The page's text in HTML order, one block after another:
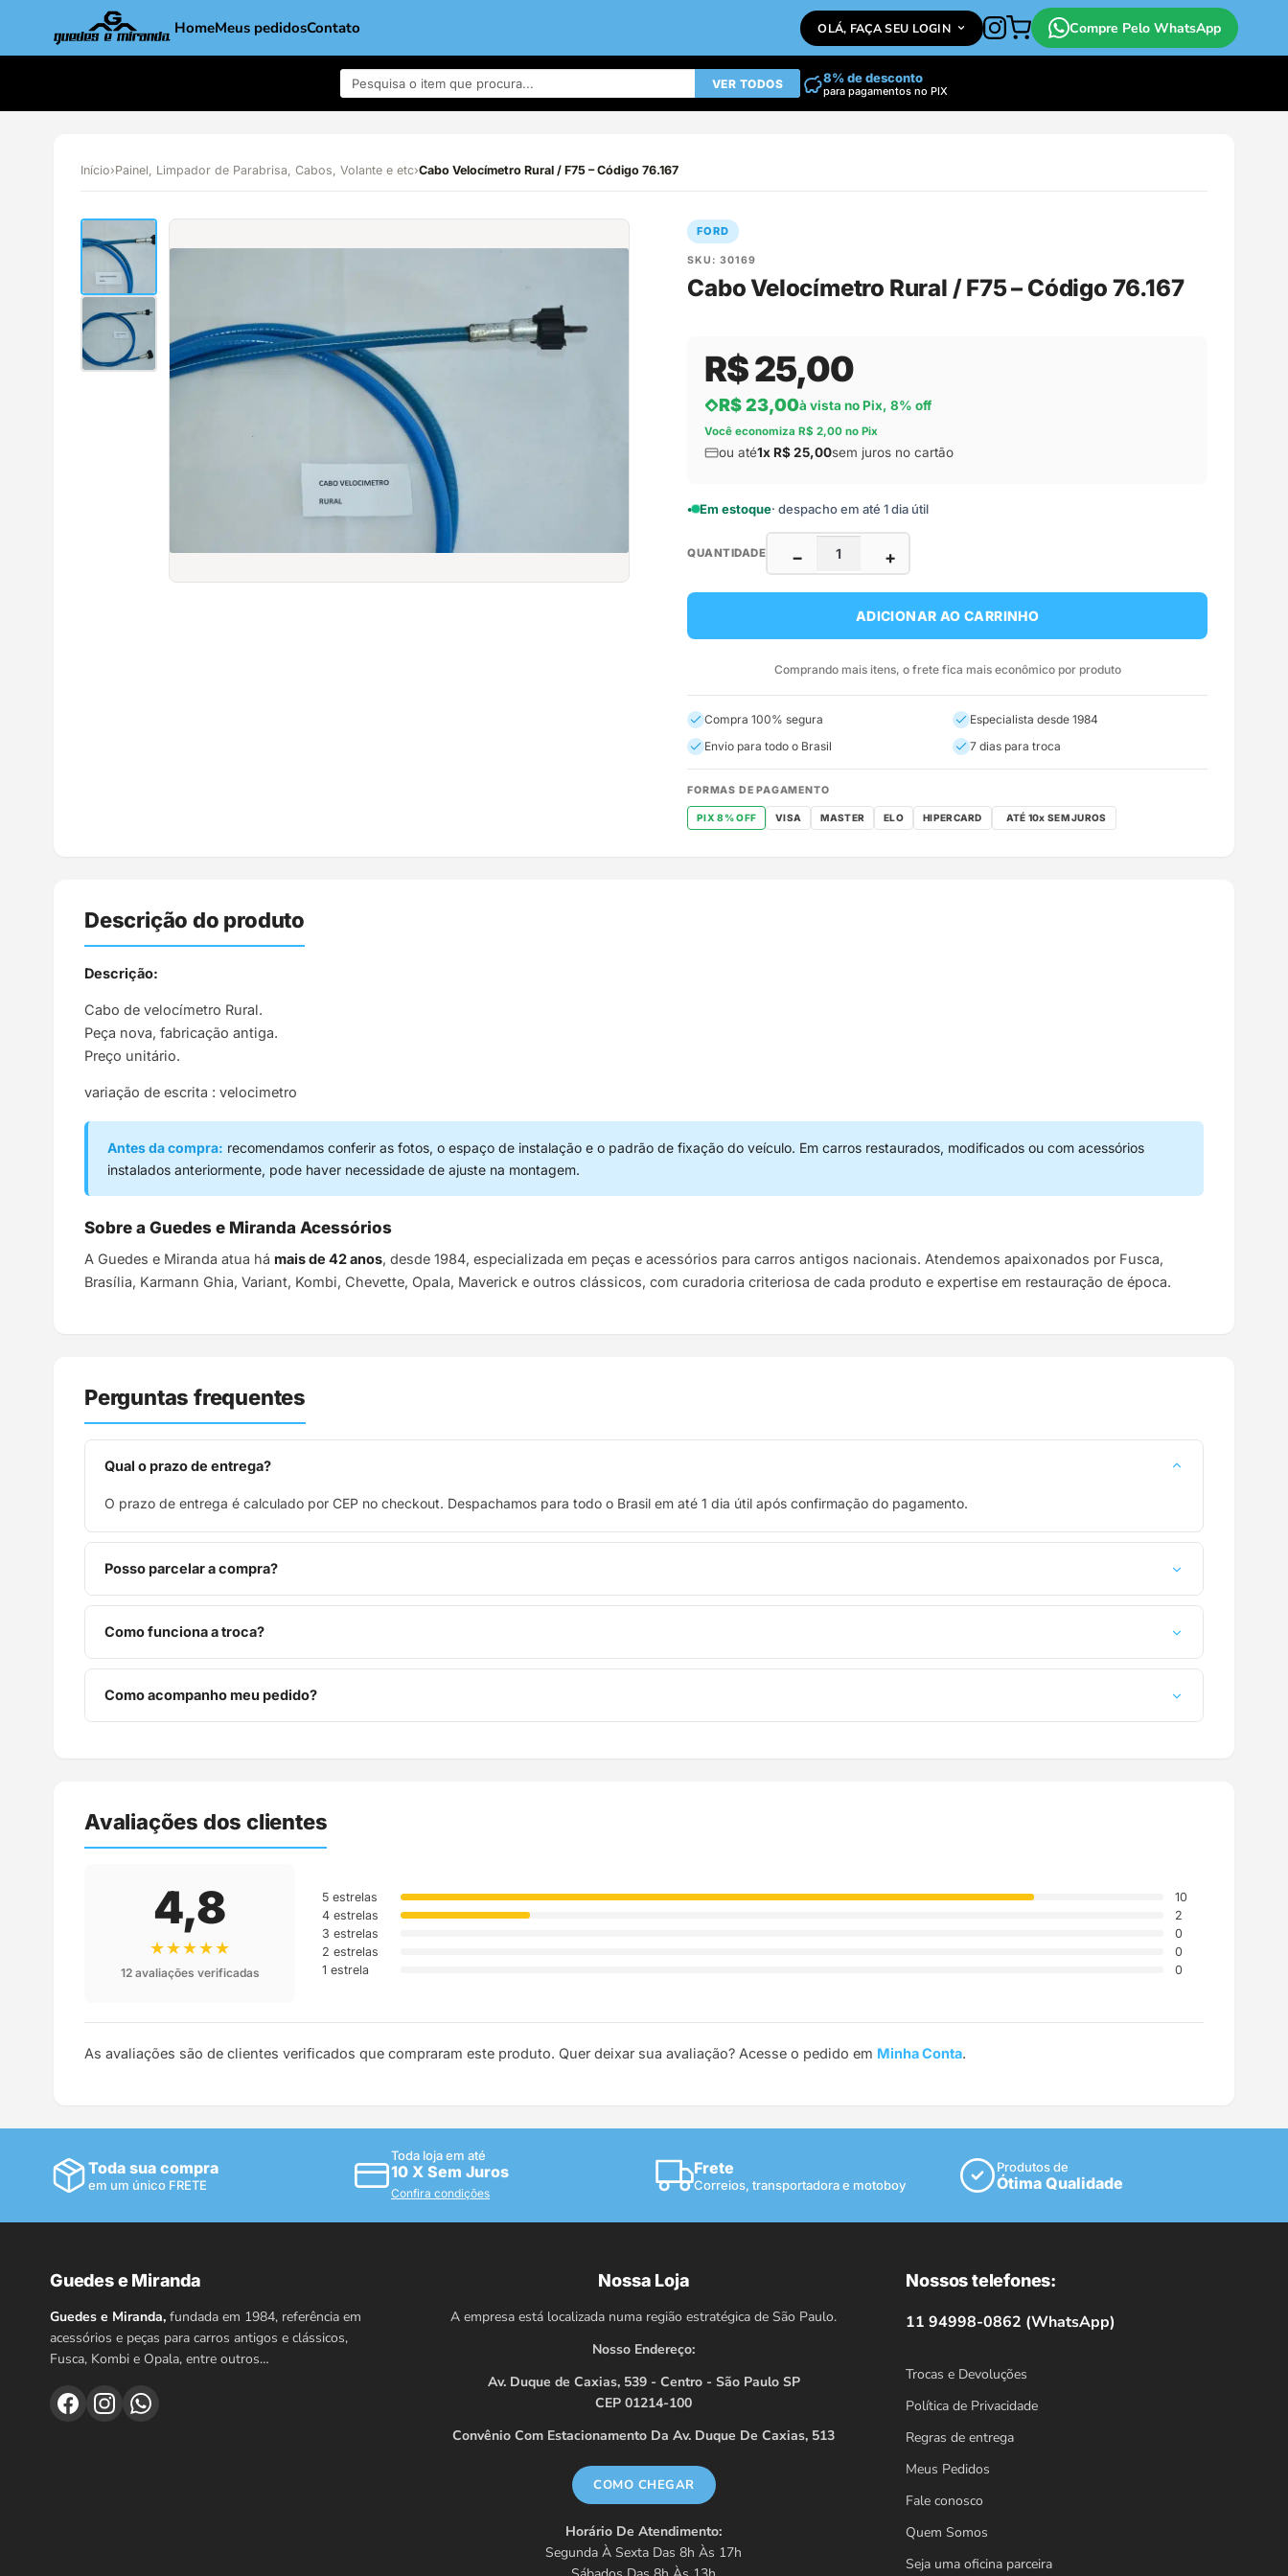
HomeMeus pedidosContato OLÁ, FAÇA SEU LOGIN Compre Pelo WhatsApp
VER TODOS 8% de desconto
para pagamentos no PIX
Início›Painel, Limpador de Parabrisa, Cabos, Volante e etc›Cabo Velocímetro Rural / F75 – Código 76.167
FORD
SKU: 30169
Cabo Velocímetro Rural / F75 – Código 76.167
R$ 25,00
R$ 23,00à vista no Pix, 8% off
Você economiza R$ 2,00 no Pix
ou até1x R$ 25,00sem juros no cartão
Em estoque· despacho em até 1 dia útil
QUANTIDADE − +
ADICIONAR AO CARRINHO
Comprando mais itens, o frete fica mais econômico por produto
Compra 100% segura
Especialista desde 1984
Envio para todo o Brasil
7 dias para troca
FORMAS DE PAGAMENTO
PIX 8% OFF VISA MASTER ELO HIPERCARD
Descrição do produto
Descrição:
Cabo de velocímetro Rural.
Peça nova, fabricação antiga.
Preço unitário.
variação de escrita : velocimetro
Antes da compra: recomendamos conferir as fotos, o espaço de instalação e o padrão de fixação do veículo. Em carros restaurados, modificados ou com acessórios
instalados anteriormente, pode haver necessidade de ajuste na montagem.
Sobre a Guedes e Miranda Acessórios
A Guedes e Miranda atua há mais de 42 anos, desde 1984, especializada em peças e acessórios para carros antigos nacionais. Atendemos apaixonados por Fusca,
Brasília, Karmann Ghia, Variant, Kombi, Chevette, Opala, Maverick e outros clássicos, com curadoria criteriosa de cada produto e expertise em restauração de época.
Perguntas frequentes
Qual o prazo de entrega?
O prazo de entrega é calculado por CEP no checkout. Despachamos para todo o Brasil em até 1 dia útil após confirmação do pagamento.
Posso parcelar a compra?
Sim, parcelamos em até 10x sem juros no cartão de crédito, ou pague à vista no Pix com 8% de desconto.
Como funciona a troca?
Você tem 7 dias após o recebimento para solicitar troca. Basta entrar em contato pelo WhatsApp ou e-mail.
Como acompanho meu pedido?
Avaliações dos clientes
4,8
★★★★★
12 avaliações verificadas
5 estrelas
10
4 estrelas
2
3 estrelas
0
2 estrelas
0
1 estrela
0
As avaliações são de clientes verificados que compraram este produto. Quer deixar sua avaliação? Acesse o pedido em Minha Conta.
Toda sua compra
em um único FRETE
Toda loja em até
10 X Sem Juros
Confira condições
Frete
Correios, transportadora e motoboy
Produtos de
Ótima Qualidade
Guedes e Miranda
Guedes e Miranda, fundada em 1984, referência em
acessórios e peças para carros antigos e clássicos,
Fusca, Kombi e Opala, entre outros…
Nossa Loja
A empresa está localizada numa região estratégica de São Paulo.
Nosso Endereço:
Av. Duque de Caxias, 539 - Centro - São Paulo SP
CEP 01214-100
Convênio Com Estacionamento Da Av. Duque De Caxias, 513
COMO CHEGAR
Horário De Atendimento:
Segunda À Sexta Das 8h Às 17h
Nossos telefones:
11 94998-0862 (WhatsApp)
Trocas e Devoluções
Política de Privacidade
Regras de entrega
Meus Pedidos
Fale conosco
Quem Somos
Seja uma oficina parceira